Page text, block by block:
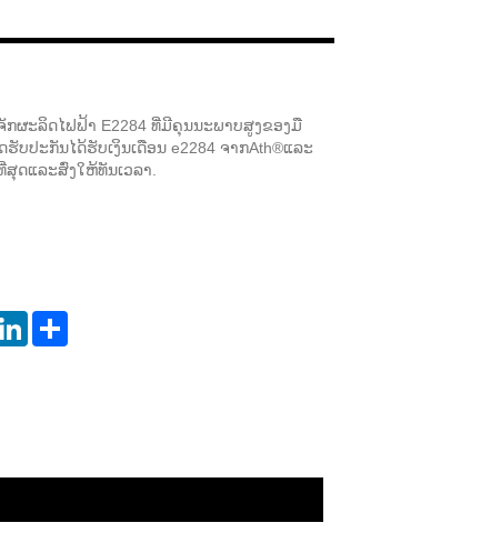
ກຜະລິດໄຟຟ້າ E2284 ທີ່ມີຄຸນນະພາບສູງຂອງມື
ບປະກັນໄດ້ຮັບເງິນເດືອນ e2284 ຈາກAth®ແລະ
ດແລະສົ່ງໃຫ້ທັນເວລາ.
LinkedInShare